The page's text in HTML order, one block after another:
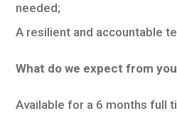
needed;
A resilient and accountable
What do we expect from you
Available for a 6 months full